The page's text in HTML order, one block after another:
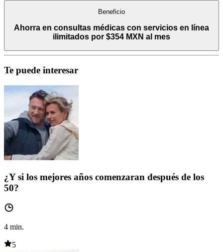
Beneficio
Ahorra en consultas médicas con servicios en línea
ilimitados por $354 MXN al mes
Te puede interesar
¿Y si los mejores años comenzaran después de los
50?
4 min.
5